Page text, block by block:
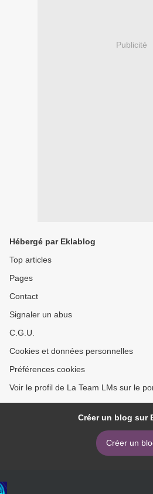
Publicité
Hébergé par Eklablog
Top articles
Pages
Contact
Signaler un abus
C.G.U.
Cookies et données personnelles
Préférences cookies
Voir le profil de La Team LMs sur le
Créer un blog sur
Créer un